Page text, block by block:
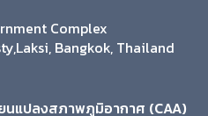
Complex
Bangkok, Thailand
นแปลงสภาพภูมิอากาศ (CAA)